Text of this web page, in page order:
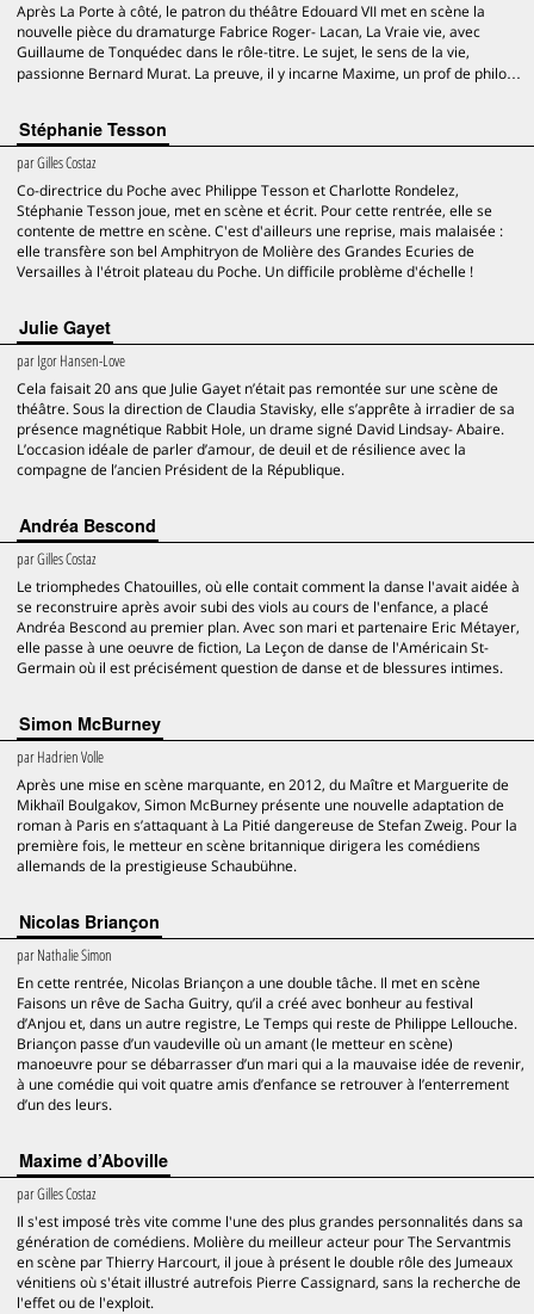
Après La Porte à côté, le patron du théâtre Edouard VII met en scène la
nouvelle pièce du dramaturge Fabrice Roger- Lacan, La Vraie vie, avec
Guillaume de Tonquédec dans le rôle-titre. Le sujet, le sens de la vie,
passionne Bernard Murat. La preuve, il y incarne Maxime, un prof de philo…
Stéphanie Tesson
parGilles Costaz
Co-directrice du Poche avec Philippe Tesson et Charlotte Rondelez,
Stéphanie Tesson joue, met en scène et écrit. Pour cette rentrée, elle se
contente de mettre en scène. C'est d'ailleurs une reprise, mais malaisée :
elle transfère son bel Amphitryon de Molière des Grandes Ecuries de
Versailles à l'étroit plateau du Poche. Un difficile problème d'échelle !
Julie Gayet
parIgor Hansen-Love
Cela faisait 20 ans que Julie Gayet n’était pas remontée sur une scène de
théâtre. Sous la direction de Claudia Stavisky, elle s’apprête à irradier de sa
présence magnétique Rabbit Hole, un drame signé David Lindsay- Abaire.
L’occasion idéale de parler d’amour, de deuil et de résilience avec la
compagne de l’ancien Président de la République.
Andréa Bescond
parGilles Costaz
Le triomphedes Chatouilles, où elle contait comment la danse l'avait aidée à
se reconstruire après avoir subi des viols au cours de l'enfance, a placé
Andréa Bescond au premier plan. Avec son mari et partenaire Eric Métayer,
elle passe à une oeuvre de fiction, La Leçon de danse de l'Américain St-
Germain où il est précisément question de danse et de blessures intimes.
Simon McBurney
parHadrien Volle
Après une mise en scène marquante, en 2012, du Maître et Marguerite de
Mikhaïl Boulgakov, Simon McBurney présente une nouvelle adaptation de
roman à Paris en s’attaquant à La Pitié dangereuse de Stefan Zweig. Pour la
première fois, le metteur en scène britannique dirigera les comédiens
allemands de la prestigieuse Schaubühne.
Nicolas Briançon
parNathalie Simon
En cette rentrée, Nicolas Briançon a une double tâche. Il met en scène
Faisons un rêve de Sacha Guitry, qu’il a créé avec bonheur au festival
d’Anjou et, dans un autre registre, Le Temps qui reste de Philippe Lellouche.
Briançon passe d’un vaudeville où un amant (le metteur en scène)
manoeuvre pour se débarrasser d’un mari qui a la mauvaise idée de revenir,
à une comédie qui voit quatre amis d’enfance se retrouver à l’enterrement
d’un des leurs.
Maxime d’Aboville
parGilles Costaz
Il s'est imposé très vite comme l'une des plus grandes personnalités dans sa
génération de comédiens. Molière du meilleur acteur pour The Servantmis
en scène par Thierry Harcourt, il joue à présent le double rôle des Jumeaux
vénitiens où s'était illustré autrefois Pierre Cassignard, sans la recherche de
l'effet ou de l'exploit.